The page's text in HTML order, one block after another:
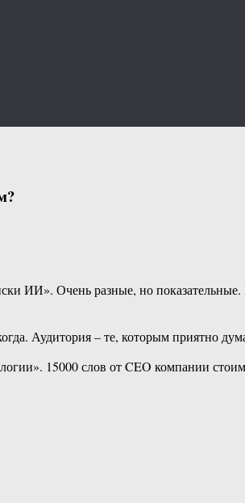
ИИ». Очень разные, но
Аудитория – те, которым приятно
15000 слов от CEO компании